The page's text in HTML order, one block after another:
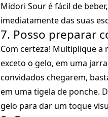
Midori Sour é fácil de
imediatamente das suas
7. Posso preparar
Com certeza! Multiplique a
exceto o gelo, em uma
convidados chegarem,
em uma tigela de ponche.
gelo para dar um toque